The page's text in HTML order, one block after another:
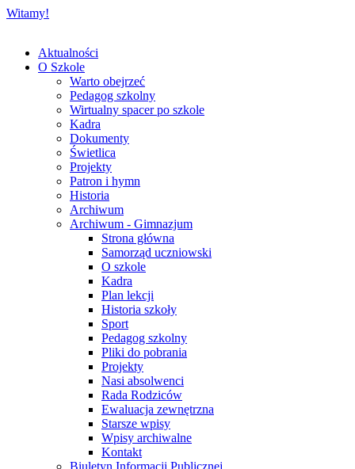
Witamy!
Aktualności
O Szkole
Warto obejrzeć
Pedagog szkolny
Wirtualny spacer po szkole
Kadra
Dokumenty
Świetlica
Projekty
Patron i hymn
Historia
Archiwum
Archiwum - Gimnazjum
Strona główna
Samorząd uczniowski
O szkole
Kadra
Plan lekcji
Historia szkoły
Sport
Pedagog szkolny
Pliki do pobrania
Projekty
Nasi absolwenci
Rada Rodziców
Ewaluacja zewnętrzna
Starsze wpisy
Wpisy archiwalne
Kontakt
Biuletyn Informacji Publicznej